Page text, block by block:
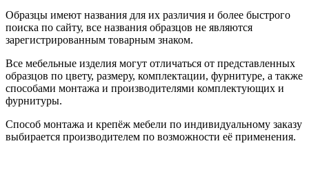
Образцы имеют названия для их различия и более быстрого
поиска по сайту, все названия образцов не являются
зарегистрированным товарным знаком.
Все мебельные изделия могут отличаться от представленных
образцов по цвету, размеру, комплектации, фурнитуре, а также
способами монтажа и производителями комплектующих и
фурнитуры.
Способ монтажа и крепёж мебели по индивидуальному заказу
выбирается производителем по возможности её применения.